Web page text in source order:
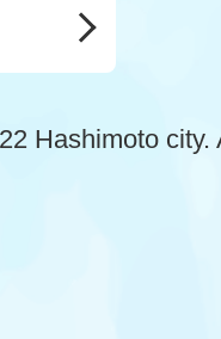
Hashimoto